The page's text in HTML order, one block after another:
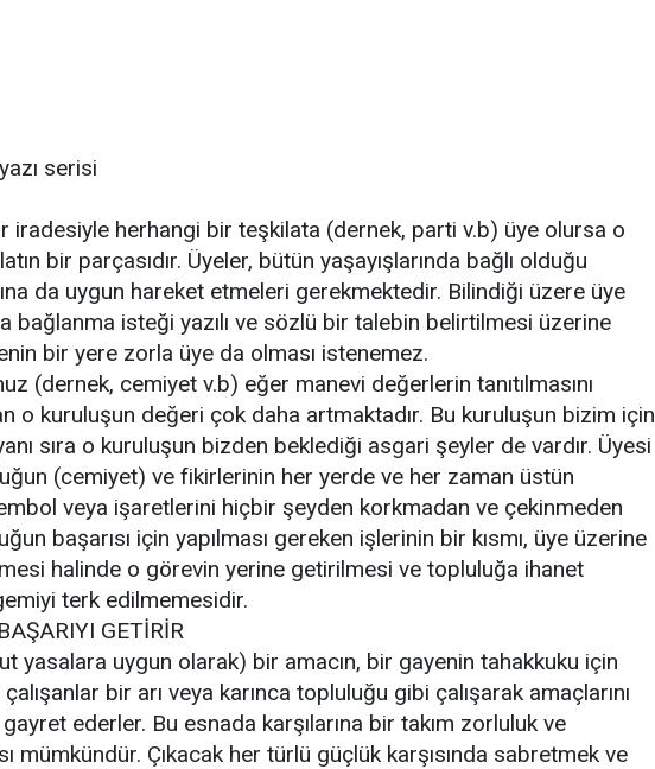
serisi
iradesiyle herhangi bir teşkilata (dernek, parti v.b) üye olursa o
bir parçasıdır. Üyeler, bütün yaşayışlarında bağlı olduğu
da uygun hareket etmeleri gerekmektedir. Bilindiği üzere üye
bağlanma isteği yazılı ve sözlü bir talebin belirtilmesi üzerine
bir yere zorla üye da olması istenemez.
(dernek, cemiyet v.b) eğer manevi değerlerin tanıtılmasını
o kuruluşun değeri çok daha artmaktadır. Bu kuruluşun bizim için
sıra o kuruluşun bizden beklediği asgari şeyler de vardır. Üyesi
(cemiyet) ve fikirlerinin her yerde ve her zaman üstün
veya işaretlerini hiçbir şeyden korkmadan ve çekinmeden
başarısı için yapılması gereken işlerinin bir kısmı, üye üzerine
halinde o görevin yerine getirilmesi ve topluluğa ihanet
terk edilmemesidir.
GETİRİR
yasalara uygun olarak) bir amacın, bir gayenin tahakkuku için
bir arı veya karınca topluluğu gibi çalışarak amaçlarını
ederler. Bu esnada karşılarına bir takım zorluluk ve
mümkündür. Çıkacak her türlü güçlük karşısında sabretmek ve